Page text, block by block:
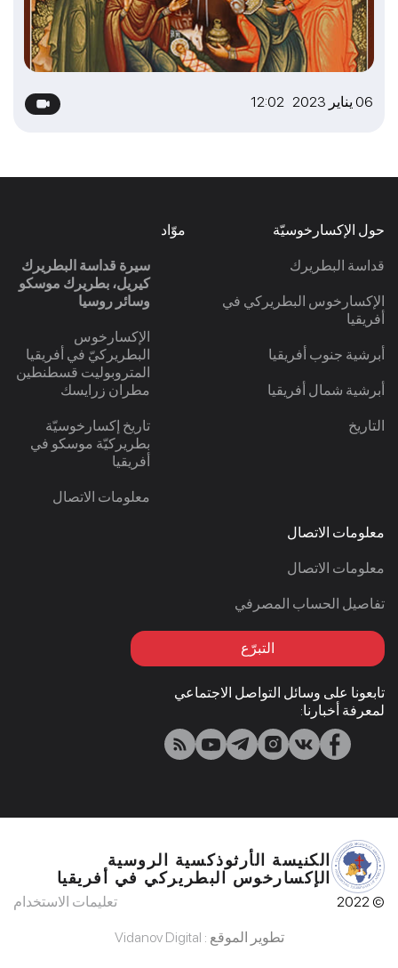
06 يناير 2023 12:02
حول الإكسارخوسيّة
قداسة البطريرك
الإكسارخوس البطريركي في
أفريقيا
أبرشية جنوب أفريقيا
أبرشية شمال أفريقيا
التاريخ
موّاد
سيرة قداسة البطريرك
كيريل، بطريرك موسكو
وسائر روسيا
الإكسارخوس
البطريركيّ في أفريقيا
المتروبوليت قسطنطين
مطران زرايسك
تاريخ إكسارخوسيّة
بطريركيّة موسكو في
أفريقيا
معلومات الاتصال
معلومات الاتصال
معلومات الاتصال
تفاصيل الحساب المصرفي
التبرّع
تابعونا على وسائل التواصل الاجتماعي
لمعرفة أخبارنا:
الكنيسة الأرثوذكسية الروسية
الإكسارخوس البطريركي في أفريقيا
© 2022 تعليمات الاستخدام
تطوير الموقع : Vidanov Digital